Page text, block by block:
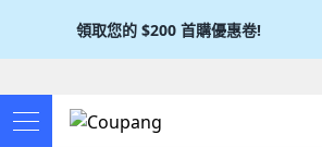
領取您的 $200 首購優惠卷!